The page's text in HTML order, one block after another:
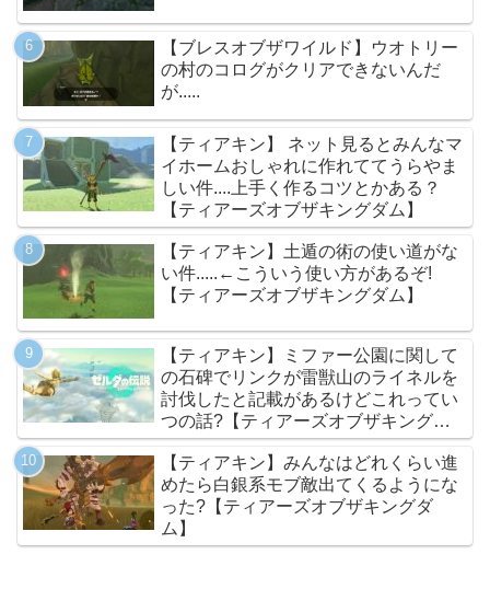
【ブレスオブザワイルド】ウオトリー
の村のコログがクリアできないんだ
が.....
【ティアキン】 ネット見るとみんなマ
イホームおしゃれに作れててうらやま
しい件....上手く作るコツとかある？
【ティアーズオブザキングダム】
【ティアキン】土遁の術の使い道がな
い件.....←こういう使い方があるぞ!
【ティアーズオブザキングダム】
【ティアキン】ミファー公園に関して
の石碑でリンクが雷獣山のライネルを
討伐したと記載があるけどこれってい
つの話?【ティアーズオブザキングダ
ム】
【ティアキン】みんなはどれくらい進
めたら白銀系モブ敵出てくるようにな
った?【ティアーズオブザキングダ
ム】